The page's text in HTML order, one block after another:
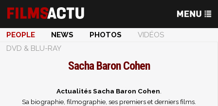
PEOPLE NEWS PHOTOS
VIDÉOS
DVD & BLU-RAY
Sacha Baron Cohen
Actualités Sacha Baron Cohen
Sa biographie, filmographie, ses premiers et derniers films.